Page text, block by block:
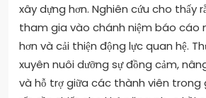
xây dựng hơn. Nghiên cứu cho thấy
tham gia vào chánh niệm báo cáo
hơn và cải thiện động lực quan hệ.
xuyên nuôi dưỡng sự đồng cảm,
và hỗ trợ giữa các thành viên trong